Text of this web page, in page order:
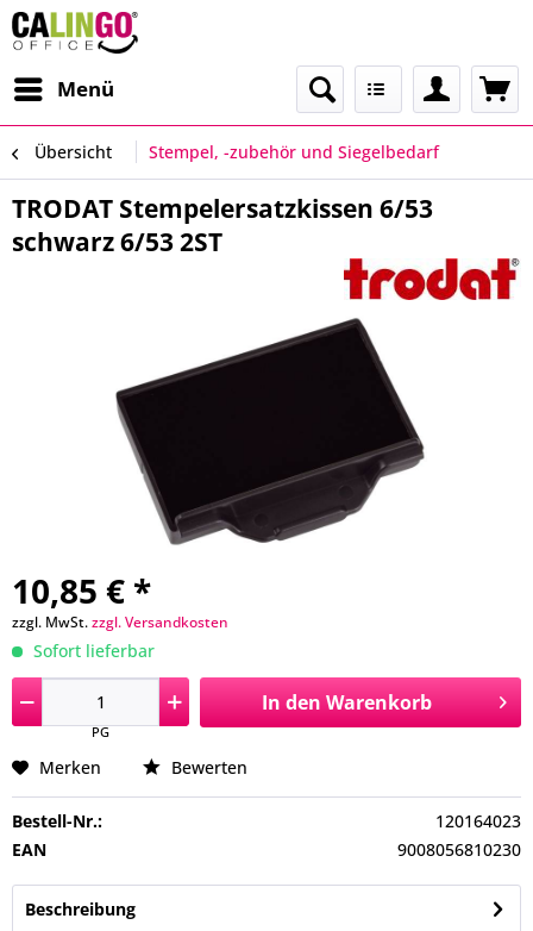
Menü
Übersicht Stempel, -zubehör und Siegelbedarf
TRODAT Stempelersatzkissen 6/53
schwarz 6/53 2ST
10,85 € *
zzgl. MwSt.zzgl. Versandkosten
Sofort lieferbar
PG
In den Warenkorb
Merken Bewerten
Bestell-Nr.:
120164023
EAN
9008056810230
Beschreibung